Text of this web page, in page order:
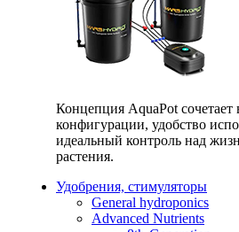
Концепция AquaPot сочетает
конфигурации, удобство
идеальный контроль над
растения.
Удобрения, стимуляторы
General hydroponics
Advanced Nutrients